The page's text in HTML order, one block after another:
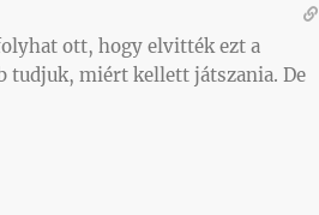
ott, hogy elvitték ezt a
tudjuk, miért kellett játszania. De